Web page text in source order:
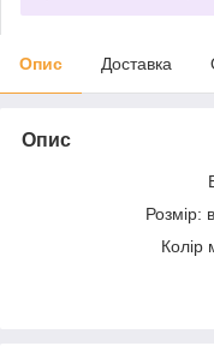
Опис Доставка
Опис
Розмір:
Колір